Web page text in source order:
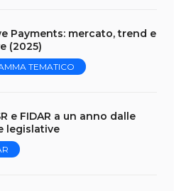
Payments: mercato, trend e
(2025)
TEMATICO
e FIDAR a un anno dalle
legislative